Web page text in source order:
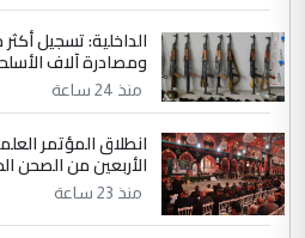
ومصادرة آلاف
منذ 24 ساعة
انطلاق المؤتمر
الأربعين من الصحن
منذ 23 ساعة